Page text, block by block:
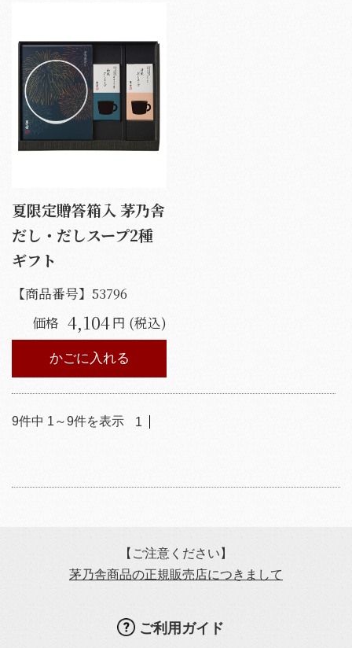
夏限定贈答箱入 茅乃舎
だし・だしスープ2種
ギフト
【商品番号】 53796
価格 4,104円 (税込)
かごに入れる
9件中 1 ～9件を表示 1
【ご注意ください】
茅乃舎商品の正規販売店につきまして
ご利用ガイド